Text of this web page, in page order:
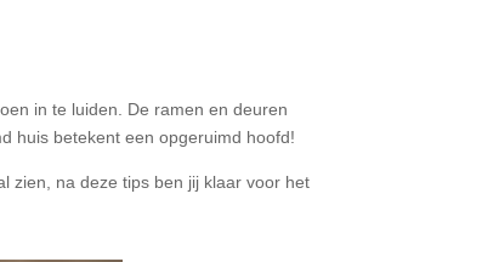
in te luiden. De ramen en deuren
huis betekent een opgeruimd hoofd!
zien, na deze tips ben jij klaar voor het